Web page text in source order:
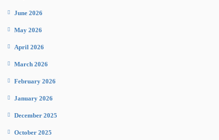
June 2026
May 2026
April 2026
March 2026
February 2026
January 2026
December 2025
October 2025